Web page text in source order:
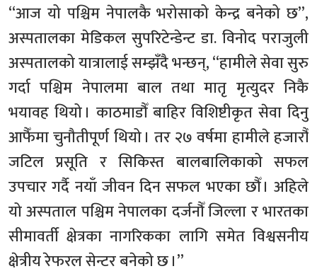
“आज यो पश्चिम नेपालकै भरोसाको केन्द्र बनेको छ”,
अस्पतालका मेडिकल सुपरिटेन्डेन्ट डा. विनोद पराजुली
अस्पतालको यात्रालाई सम्झँदै भन्छन्, “हामीले सेवा सुरु
गर्दा पश्चिम नेपालमा बाल तथा मातृ मृत्युदर निकै
भयावह थियो । काठमाडौँ बाहिर विशिष्टीकृत सेवा दिनु
आफैँमा चुनौतीपूर्ण थियो । तर २७ वर्षमा हामीले हजारौँ
जटिल प्रसूति र सिकिस्त बालबालिकाको सफल
उपचार गर्दै नयाँ जीवन दिन सफल भएका छौँ । अहिले
यो अस्पताल पश्चिम नेपालका दर्जनौँ जिल्ला र भारतका
सीमावर्ती क्षेत्रका नागरिकका लागि समेत विश्वसनीय
क्षेत्रीय रेफरल सेन्टर बनेको छ ।”